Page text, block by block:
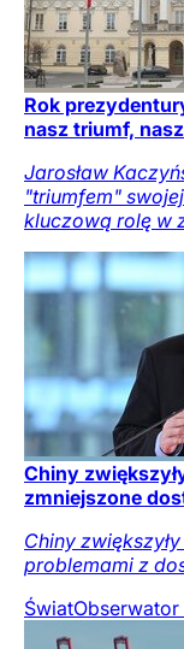
Rok
nasz triumf,
Jarosław
"triumfem"
kluczową rolę w
Chiny
zmniejszone
Chiny
problemami z
Świat